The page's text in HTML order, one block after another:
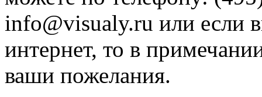
info@visualy.ru или если
интернет, то в
ваши пожелания.